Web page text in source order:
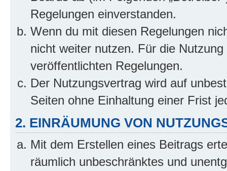
Regelungen einverstanden.
Wenn du mit diesen Regelungen
nicht weiter nutzen. Für die
veröffentlichten Regelungen.
Der Nutzungsvertrag wird auf
Seiten ohne Einhaltung einer Frist
2. EINRÄUMUNG VON
Mit dem Erstellen eines Beitrags
räumlich unbeschränktes und